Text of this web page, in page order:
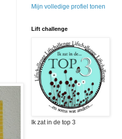
Mijn volledige profiel tonen
Lift challenge
Ik zat in de top 3